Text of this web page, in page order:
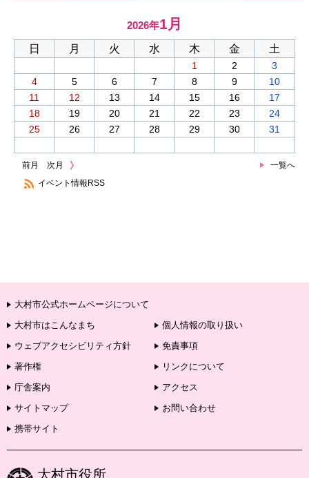
2026年1月
日 月 火 水 木 金 土
1 2
3
4
5 6 7 8 9
10
11
12 13 14 15 16
17
18
19 20 21 22 23
24
25
26 27 28 29 30 31
前月 一覧へ
次月
イベント情報RSS
大村市公式ホームページについて
大村市はこんなまち
個人情報の取り扱い
ウェブアクセシビリティ方針
免責事項
著作権
リンクについて
庁舎案内
アクセス
サイトマップ
お問い合わせ
携帯サイト
大村市役所